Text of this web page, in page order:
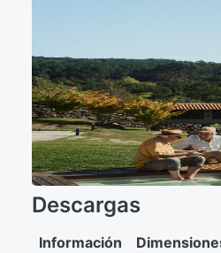
Descargas
Información